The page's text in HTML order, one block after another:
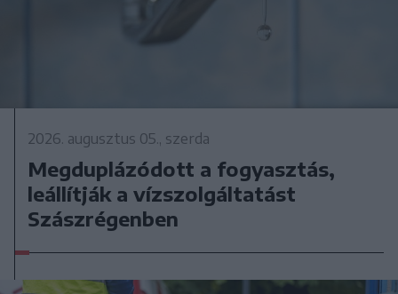
2026. augusztus 05., szerda
Megduplázódott a fogyasztás,
leállítják a vízszolgáltatást
Szászrégenben